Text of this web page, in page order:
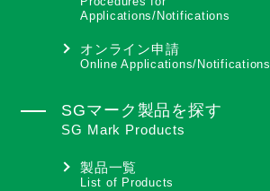
Applications/Notifications
オンライン申請
Online Applications/Notifications
SGマーク製品を探す
SG Mark Products
製品一覧
List of Products